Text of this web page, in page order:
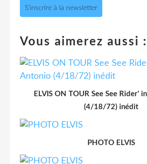
S'inscrire à la newsletter
Vous aimerez aussi :
ELVIS ON TOUR See See Rider'
(4/18/72) inédit
PHOTO ELVIS